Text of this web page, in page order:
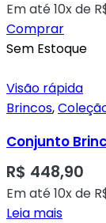
Em até 10x de
Comprar
Sem Estoque
Visão rápida
Brincos,
R$ 448,90
Em até 10x de
Leia mais